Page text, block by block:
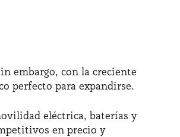
embargo, con la creciente
perfecto para expandirse.
eléctrica, baterías y
en precio y